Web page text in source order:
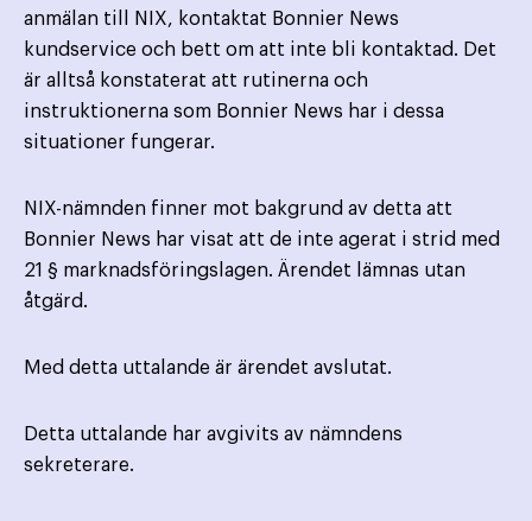
anmälan till NIX, kontaktat Bonnier News
kundservice och bett om att inte bli kontaktad. Det
är alltså konstaterat att rutinerna och
instruktionerna som Bonnier News har i dessa
situationer fungerar.
NIX-nämnden finner mot bakgrund av detta att
Bonnier News har visat att de inte agerat i strid med
21 § marknadsföringslagen. Ärendet lämnas utan
åtgärd.
Med detta uttalande är ärendet avslutat.
Detta uttalande har avgivits av nämndens
sekreterare.